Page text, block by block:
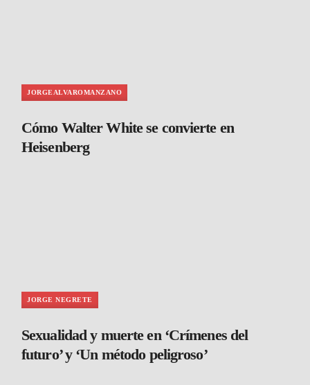
JORGEALVAROMANZANO
Cómo Walter White se convierte en
Heisenberg
JORGE NEGRETE
Sexualidad y muerte en ‘Crímenes del
futuro’ y ‘Un método peligroso’